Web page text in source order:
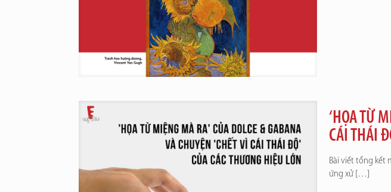
‘HỌA TỪ
CÁI THÁI
Bài viết tổng kết
ứng xử[…]